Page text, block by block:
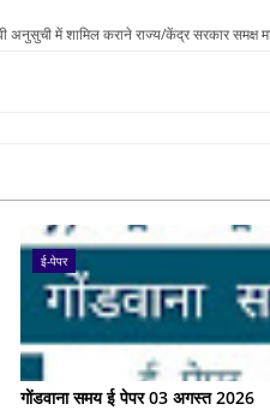
अनुसुची में शामिल कराने राज्य/केंद्र सरकार समक्ष
ई-पेपर
गोंडवाना समय ई पेपर 03 अगस्त 2026